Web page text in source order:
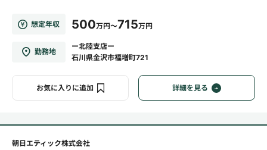
想定年収 500万円～715万円
勤務地
ー北陸支店ー
石川県金沢市福増町721
お気に入りに追加 詳細を見る
朝日エティック株式会社